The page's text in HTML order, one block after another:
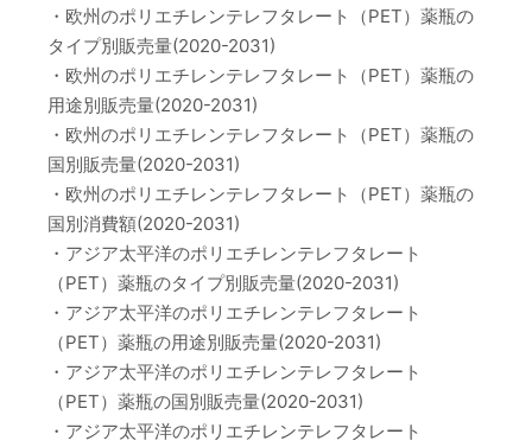
・欧州のポリエチレンテレフタレート（PET）薬瓶の
タイプ別販売量(2020-2031)
・欧州のポリエチレンテレフタレート（PET）薬瓶の
用途別販売量(2020-2031)
・欧州のポリエチレンテレフタレート（PET）薬瓶の
国別販売量(2020-2031)
・欧州のポリエチレンテレフタレート（PET）薬瓶の
国別消費額(2020-2031)
・アジア太平洋のポリエチレンテレフタレート
（PET）薬瓶のタイプ別販売量(2020-2031)
・アジア太平洋のポリエチレンテレフタレート
（PET）薬瓶の用途別販売量(2020-2031)
・アジア太平洋のポリエチレンテレフタレート
（PET）薬瓶の国別販売量(2020-2031)
・アジア太平洋のポリエチレンテレフタレート